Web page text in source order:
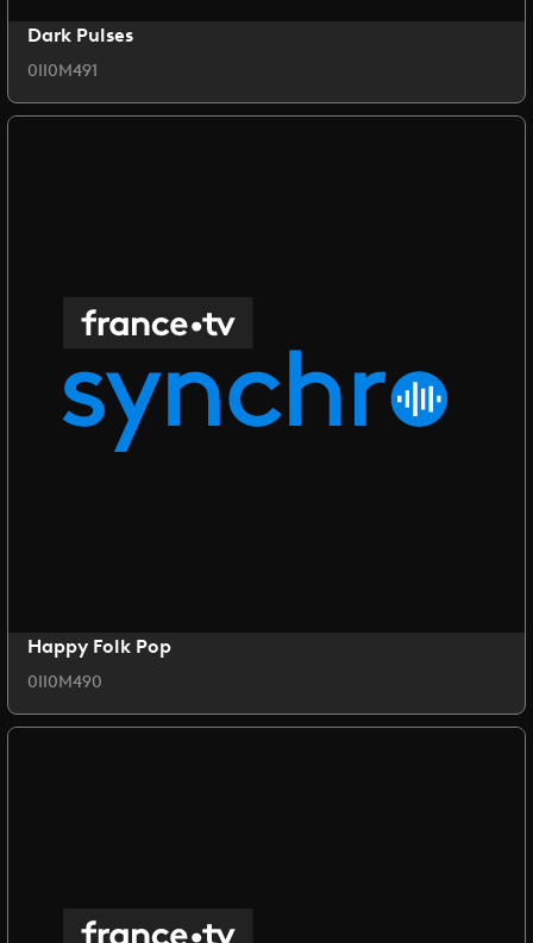
Dark Pulses
0II0M491
Happy Folk Pop
0II0M490